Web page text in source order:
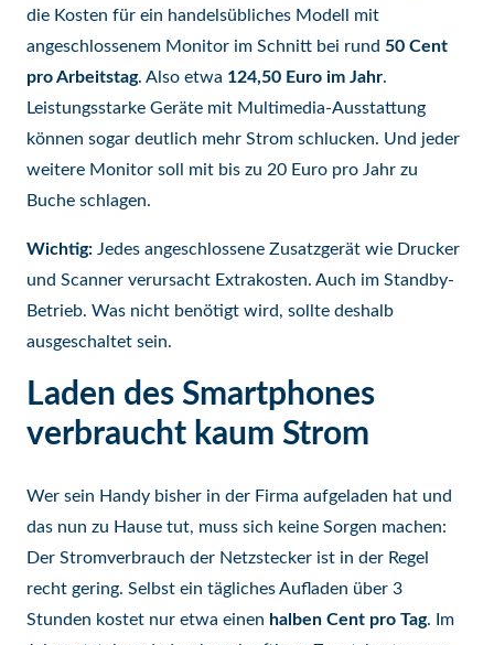
die Kosten für ein handelsübliches Modell mit
angeschlossenem Monitor im Schnitt bei rund 50 Cent
pro Arbeitstag. Also etwa 124,50 Euro im Jahr.
Leistungsstarke Geräte mit Multimedia-Ausstattung
können sogar deutlich mehr Strom schlucken. Und jeder
weitere Monitor soll mit bis zu 20 Euro pro Jahr zu
Buche schlagen.
Wichtig: Jedes angeschlossene Zusatzgerät wie Drucker
und Scanner verursacht Extrakosten. Auch im Standby-
Betrieb. Was nicht benötigt wird, sollte deshalb
ausgeschaltet sein.
Laden des Smartphones
verbraucht kaum Strom
Wer sein Handy bisher in der Firma aufgeladen hat und
das nun zu Hause tut, muss sich keine Sorgen machen:
Der Stromverbrauch der Netzstecker ist in der Regel
recht gering. Selbst ein tägliches Aufladen über 3
Stunden kostet nur etwa einen halben Cent pro Tag. Im